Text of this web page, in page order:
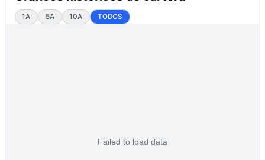
1A 5A 10A TODOS